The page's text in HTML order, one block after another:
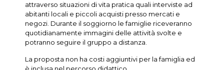
attraverso situazioni di vita pratica quali interviste ad
abitanti locali e piccoli acquisti presso mercati e
negozi. Durante il soggiorno le famiglie riceveranno
quotidianamente immagini delle attività svolte e
potranno seguire il gruppo a distanza.
La proposta non ha costi aggiuntivi per la famiglia ed